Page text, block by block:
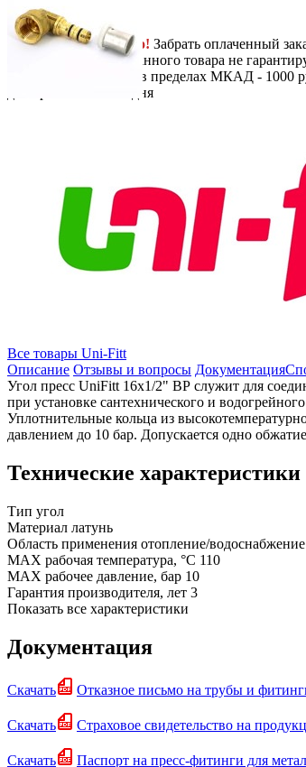
459руб.
В корзину
СамовывозБесплатно! Забрать оплаченный
заказа, наличие заказанного товара не
По Москве в пределах МКАД - 1000
1-2 дня
Все товары Uni-Fitt
Описание Отзывы и вопросы Документация
Угол пресс UniFitt 16х1/2" ВР служит для
при установке сантехнического и
Уплотнительные кольца из
давлением до 10 бар. Допускается одно
Технические
Тип угол
Материал латунь
Область применения отопление/водоснабжение
MAX рабочая температура, °C 110
MAX рабочее давление, бар 10
Гарантия производителя, лет 3
Показать все характеристики
Документация
Скачать Отказное письмо на трубы и
Скачать Страховое свидетельство на
Скачать Паспорт на пресс-фитинги для